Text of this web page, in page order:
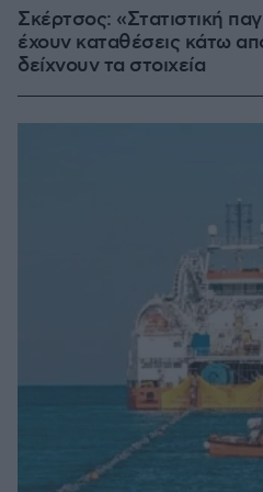
Σκέρτσος: «Στατιστική
έχουν καταθέσεις κάτω
δείχνουν τα στοιχεία